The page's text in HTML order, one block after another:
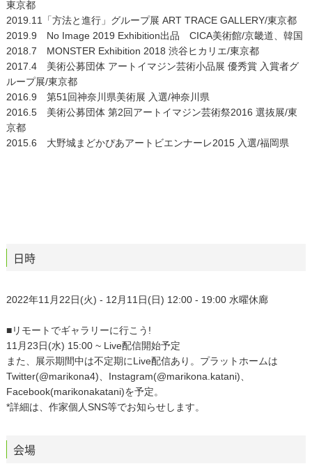
東京都
2019.11「方法と進行」グループ展 ART TRACE GALLERY/東京都
2019.9 No Image 2019 Exhibition出品 CICA美術館/京畿道、韓国
2018.7 MONSTER Exhibition 2018 渋谷ヒカリエ/東京都
2017.4 美術公募団体 アートイマジン芸術小品展 優秀賞 入賞者グ
ループ展/東京都
2016.9 第51回神奈川県美術展 入選/神奈川県
2016.5 美術公募団体 第2回アートイマジン芸術祭2016 選抜展/東
京都
2015.6 大野城まどかぴあアートビエンナーレ2015 入選/福岡県
日時
2022年11月22日(火) - 12月11日(日) 12:00 - 19:00 水曜休廊
■リモートでギャラリーに行こう!
11月23日(水) 15:00 ~ Live配信開始予定
また、展示期間中は不定期にLive配信あり。プラットホームは
Twitter(@marikona4)、Instagram(@marikona.katani)、
Facebook(marikonakatani)を予定。
*詳細は、作家個人SNS等でお知らせします。
会場